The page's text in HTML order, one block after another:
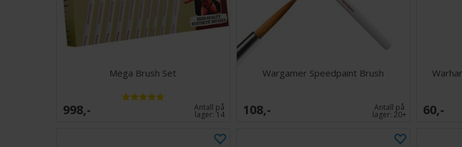
Mega Brush Set
998,- Antall på
lager: 14
Wargamer Speedpaint Brush
108,- Antall på
lager:20+ 60,-